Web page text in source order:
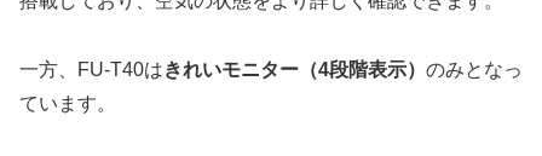
一方、FU-T40はきれいモニター（4段階表示） のみとなっ
ています。